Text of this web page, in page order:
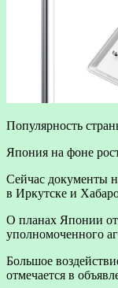
Популярность
Япония на фоне
Сейчас документы
в Иркутске и
О планах Японии
уполномоченного
Большое
отмечается в